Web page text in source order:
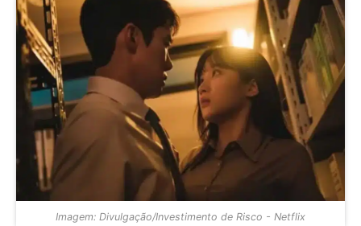
Imagem: Divulgação/Investimento de Risco - Netflix